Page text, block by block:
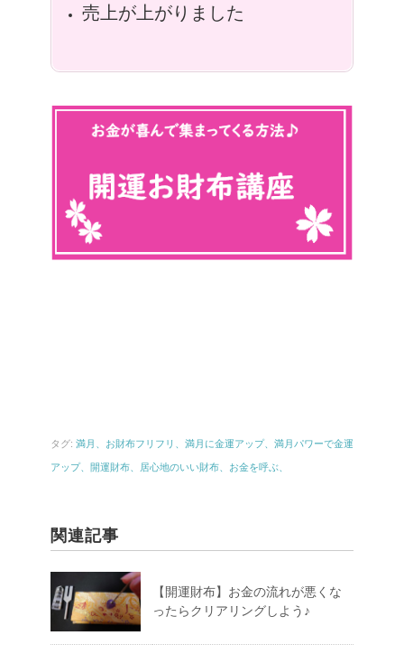
売上が上がりました
タグ: 満月、お財布フリフリ、満月に金運アップ、満月パワーで金運
アップ、開運財布、居心地のいい財布、お金を呼ぶ、
関連記事
【開運財布】お金の流れが悪くな
ったらクリアリングしよう♪